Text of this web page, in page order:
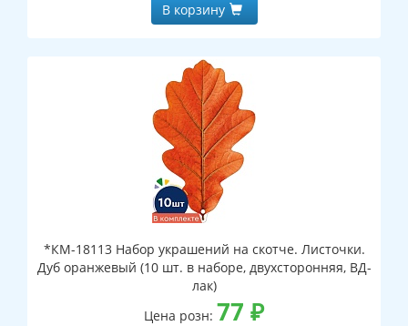
В корзину
*КМ-18113 Набор украшений на скотче. Листочки.
Дуб оранжевый (10 шт. в наборе, двухсторонняя, ВД-
лак)
Цена розн: 77 ₽